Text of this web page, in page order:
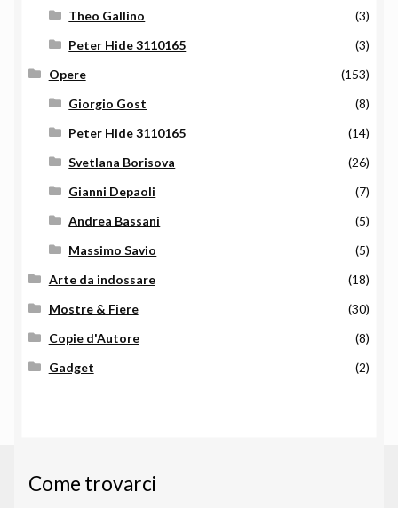
Theo Gallino
(3)
Peter Hide 3110165
(3)
Opere
(153)
Giorgio Gost
(8)
Peter Hide 3110165
(14)
Svetlana Borisova
(26)
Gianni Depaoli
(7)
Andrea Bassani
(5)
Massimo Savio
(5)
Arte da indossare
(18)
Mostre & Fiere
(30)
Copie d'Autore
(8)
Gadget
(2)
Come trovarci